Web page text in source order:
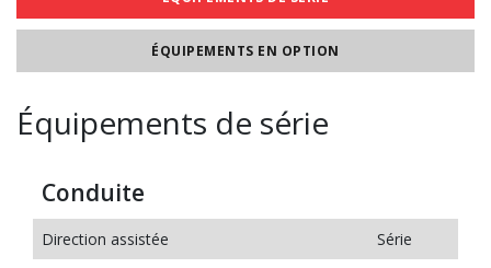
ÉQUIPEMENTS EN OPTION
Équipements de série
Conduite
Direction assistée
Série